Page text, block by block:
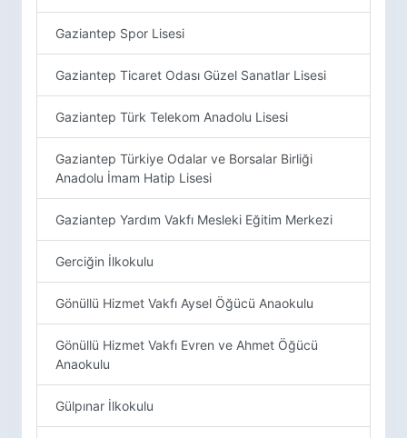
Gaziantep Spor Lisesi
Gaziantep Ticaret Odası Güzel Sanatlar Lisesi
Gaziantep Türk Telekom Anadolu Lisesi
Gaziantep Türkiye Odalar ve Borsalar Birliği
Anadolu İmam Hatip Lisesi
Gaziantep Yardım Vakfı Mesleki Eğitim Merkezi
Gerciğin İlkokulu
Gönüllü Hizmet Vakfı Aysel Öğücü Anaokulu
Gönüllü Hizmet Vakfı Evren ve Ahmet Öğücü
Anaokulu
Gülpınar İlkokulu